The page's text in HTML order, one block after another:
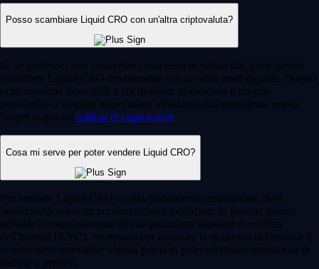
Posso scambiare Liquid CRO con un'altra criptovaluta?
Sì, se preferisci non convertire i tuoi asset in valuta fiat, puoi spesso
scambiare Liquid CRO direttamente con un altro asset digitale. Questo
offre massima flessibilità a chi desidera ribilanciare il proprio
portafoglio o scoprire nuovi token all'interno dell'ecosistema cripto.
Scopri di più sul trading di criptovalute
Cosa mi serve per poter vendere Liquid CRO?
Per vendere Liquid CRO su una piattaforma centralizzata, devi
innanzitutto avere un account attivo e verificato. In genere, questo
richiede il completamento di una procedura standard di verifica
dell'identità (KYC), necessaria per garantire la sicurezza del conto e il
rispetto delle normative vigenti prima di poter effettuare operazioni di
trading o prelievi.